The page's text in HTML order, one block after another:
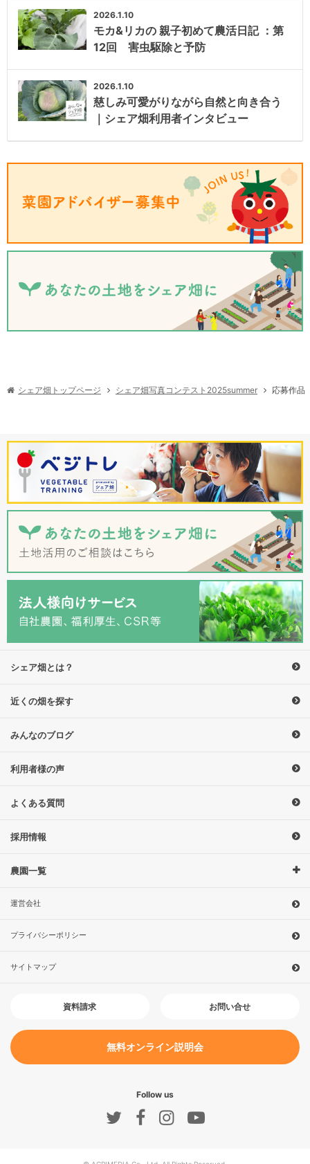
2026.1.10
モカ&リカの 親子初めて農活日記 ：第
12回 害虫駆除と予防
2026.1.10
慈しみ可愛がりながら自然と向き合う
｜シェア畑利用者インタビュー
シェア畑トップページ シェア畑写真コンテスト2025summer 応募作品
シェア畑とは？
近くの畑を探す
みんなのブログ
利用者様の声
よくある質問
採用情報
農園一覧
運営会社
プライバシーポリシー
サイトマップ
資料請求 お問い合せ
無料オンライン説明会
Follow us